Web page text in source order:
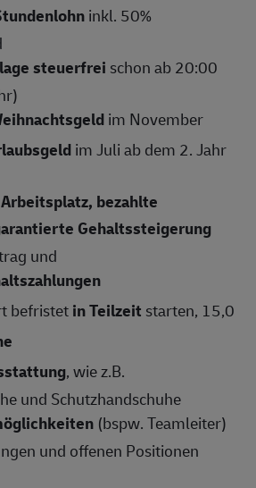
inkl. 50%
steuerfrei schon ab 20:00
im November
im Juli ab dem 2. Jahr
bezahlte
Gehaltssteigerung
und
befristetin Teilzeit starten, 15,0
, wie z.B.
und Schutzhandschuhe
(bspw. Teamleiter)
und offenen Positionen